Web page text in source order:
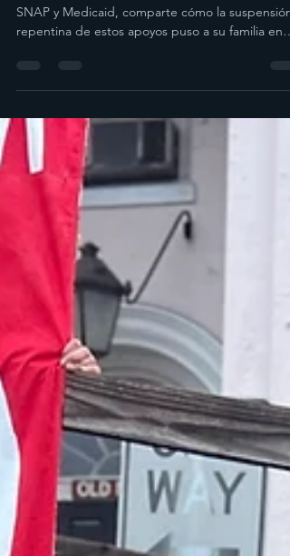
Madelyn, madre de tres hijos y beneficiaria de
de su esposo, se vio obligada a enfrentar una
elección injusta: proteger a su familia o garantizar
comida y atención médica para sus hijos. Su
historia refleja la realidad de millones de familias
en Estados Unidos que sufren políticas que c